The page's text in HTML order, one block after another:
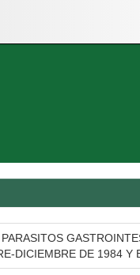
DICIEMBRE DE 1984 Y